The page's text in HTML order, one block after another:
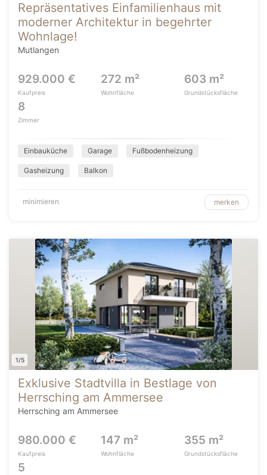
Repräsentatives Einfamilienhaus mit
moderner Architektur in begehrter
Wohnlage!
Mutlangen
929.000 €
Kaufpreis
272 m²
Wohnfläche
603 m²
Grundstücksfläche
8
Zimmer
Einbauküche Garage Fußbodenheizung
Gasheizung Balkon
minimieren merken
1/5
Exklusive Stadtvilla in Bestlage von
Herrsching am Ammersee
Herrsching am Ammersee
980.000 €
Kaufpreis
147 m²
Wohnfläche
355 m²
Grundstücksfläche
5